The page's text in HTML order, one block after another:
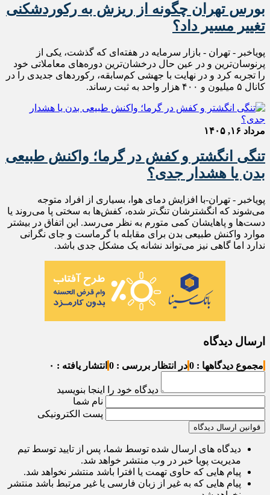
بورس تهران چگونه از ریزش به رکوردشکنی
تغییر مسیر داد؟
پویاخبر - تهران - بازار سرمایه در هفته‌ای که گذشت، یکی از
پرنوسان‌ترین و در عین حال درخشان‌ترین دوره‌های معاملاتی خود
را تجربه کرد و در نهایت با جهشی کم‌سابقه، رکوردهای جدیدی را در
کانال ۵ میلیون و ۴۰۰ هزار واحد به ثبت رساند.
مرداد ۱۶, ۱۴۰۵
تنگی انگشتر و کفش در گرما؛ واکنش طبیعی
بدن یا هشدار جدی؟
پویاخبر - تهران-با افزایش دمای هوا، بسیاری از افراد متوجه
می‌شوند که انگشترشان تنگ‌تر شده، کفش‌ها به سختی پا می‌روند یا
دست‌ها و پاهایشان کمی متورم به نظر می‌رسد. این اتفاق در بیشتر
موارد واکنش طبیعی بدن برای مقابله با گرماست و جای نگرانی
ندارد اما گاهی نیز می‌تواند نشانه یک مشکل جدی باشد.
ارسال دیدگاه
مجموع دیدگاهها : 0 در انتظار بررسی : 0 انتشار یافته : ۰
دیدگاه خود را اینجا بنویسید
نام شما
پست الکترونیکی
قوانین ارسال دیدگاه
دیدگاه های ارسال شده توسط شما، پس از تایید توسط تیم
مدیریت پویا خبر در وب منتشر خواهد شد.
پیام هایی که حاوی تهمت یا افترا باشد منتشر نخواهد شد.
پیام هایی که به غیر از زبان فارسی یا غیر مرتبط باشد منتشر